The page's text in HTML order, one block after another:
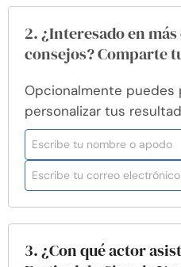
2. ¿Interesado en
consejos? Comparte
Opcionalmente puedes
personalizar tus
3. ¿Con qué actor